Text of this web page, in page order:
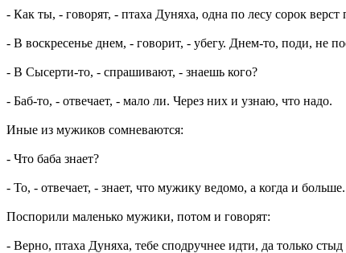
- Как ты, - говорят, - птаха Дуняха, одна по лесу сорок
- В воскресенье днем, - говорит, - убегу. Днем-то, поди, не
- В Сысерти-то, - спрашивают, - знаешь кого?
- Баб-то, - отвечает, - мало ли. Через них и узнаю, что надо.
Иные из мужиков сомневаются:
- Что баба знает?
- То, - отвечает, - знает, что мужику ведомо, а когда и больше.
Поспорили маленько мужики, потом и говорят:
- Верно, птаха Дуняха, тебе сподручнее идти, да только